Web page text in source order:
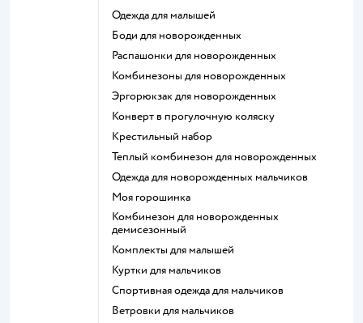
Одежда для малышей
Боди для новорожденных
Распашонки для новорожденных
Комбинезоны для новорожденных
Эргорюкзак для новорожденных
Конверт в прогулочную коляску
Крестильный набор
Теплый комбинезон для новорожденных
Одежда для новорожденных мальчиков
Моя горошинка
Комбинезон для новорожденных
демисезонный
Комплекты для малышей
Куртки для мальчиков
Спортивная одежда для мальчиков
Ветровки для мальчиков